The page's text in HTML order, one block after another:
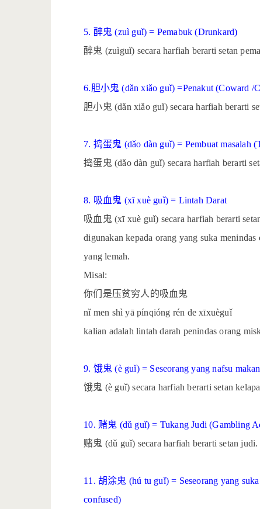
5. 醉鬼 (zuì guǐ) = Pemabuk (Drunkard)
醉鬼 (zuìguǐ) secara harfiah berarti setan
6.胆小鬼 (dǎn xiǎo guǐ) =Penakut (Coward /
胆小鬼 (dǎn xiǎo guǐ) secara harfiah berarti
7. 捣蛋鬼 (dǎo dàn guǐ) = Pembuat masalah
捣蛋鬼 (dǎo dàn guǐ) secara harfiah berarti
8. 吸血鬼 (xī xuè guǐ) = Lintah Darat
吸血鬼 (xī xuè guǐ) secara harfiah berarti
digunakan kepada orang yang suka
yang lemah.
Misal:
你们是压贫穷人的吸血鬼
nǐ men shì yā pínqióng rén de xīxuèguǐ
kalian adalah lintah darah penindas orang
9. 饿鬼 (è guǐ) = Seseorang yang nafsu
饿鬼 (è guǐ) secara harfiah berarti setan
10. 赌鬼 (dǔ guǐ) = Tukang Judi (Gambling
赌鬼 (dǔ guǐ) secara harfiah berarti setan judi.
11. 胡涂鬼 (hú tu guǐ) = Seseorang yang
confused)